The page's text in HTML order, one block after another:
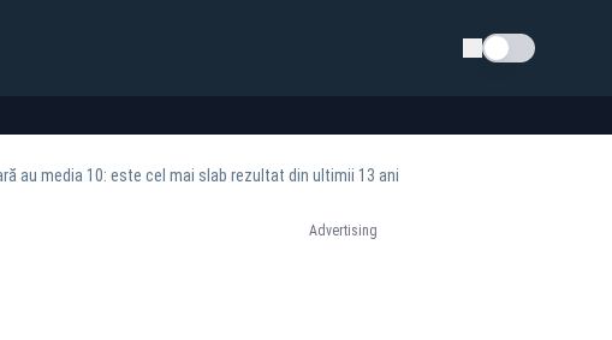
Schimba tema
au media 10: este cel mai slab rezultat din ultimii 13 ani
Advertising